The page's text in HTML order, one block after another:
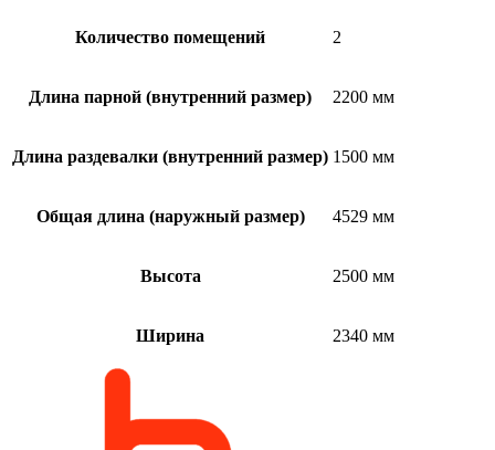
Количество помещений 2
Длина парной (внутренний размер) 2200 мм
Длина раздевалки (внутренний размер) 1500 мм
Общая длина (наружный размер) 4529 мм
Высота 2500 мм
Ширина 2340 мм